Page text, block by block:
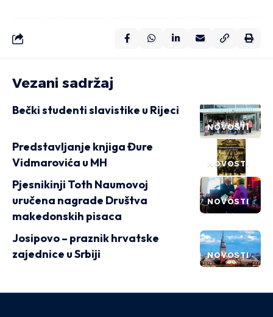
Vezani sadržaj
NOVOSTI
Bečki studenti slavistike u Rijeci
NOVOSTI
Predstavljanje knjiga Đure
Vidmarovića u MH
NOVOSTI
Pjesnikinji Toth Naumovoj
uručena nagrade Društva
makedonskih pisaca
NOVOSTI
Josipovo – praznik hrvatske
zajednice u Srbiji